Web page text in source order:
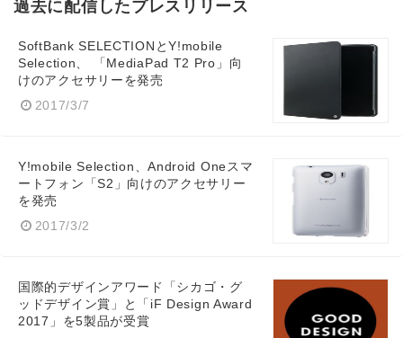
過去に配信したプレスリリース
SoftBank SELECTIONとY!mobile
Selection、 「MediaPad T2 Pro」向
けのアクセサリーを発売
2017/3/7
Y!mobile Selection、Android Oneスマ
ートフォン「S2」向けのアクセサリー
を発売
2017/3/2
国際的デザインアワード「シカゴ・グ
ッドデザイン賞」と「iF Design Award
2017」を5製品が受賞
Japanese
English